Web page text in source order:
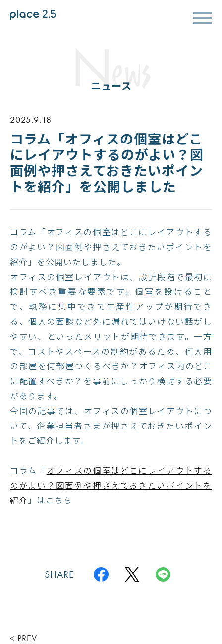
News
ニュース
2025.9.18
コラム「オフィスの個室はどこ
にレイアウトするのがよい？図
面例や押さえておきたいポイン
トを紹介」を公開しました
コラム「オフィスの個室はどこにレイアウトする
のがよい？図面例や押さえておきたいポイントを
紹介」を公開いたしました。
オフィスの個室レイアウトは、設計段階で最初に
検討すべき重要な要素です。個室を設けること
で、執務に集中できて生産性アップが期待でき
る、個人の面談など外に漏れてはいけない話がし
やすい、といったメリットが期待できます。一方
で、コストやスペースの制約があるため、何人用
の部屋を何部屋つくるべきか？オフィス内のどこ
に配置すべきか？を事前にしっかり検討する必要
があります。
今回の記事では、オフィスの個室レイアウトにつ
いて、企業担当者さまが押さえておきたいポイン
トをご紹介します。
コラム「オフィスの個室はどこにレイアウトする
のがよい？図面例や押さえておきたいポイントを
紹介 」はこちら
SHARE
< PREV